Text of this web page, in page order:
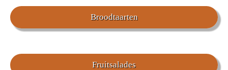
Broodtaarten
Fruitsalades